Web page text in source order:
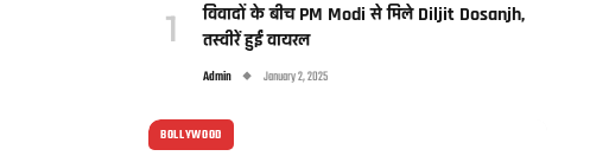
विवादों के बीच PM Modi से मिले Diljit Dosanjh,
तस्वीरें हुईं वायरल
Admin January 2, 2025
BOLLYWOOD